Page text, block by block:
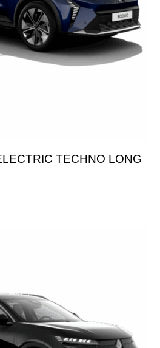
TECHNO LONG